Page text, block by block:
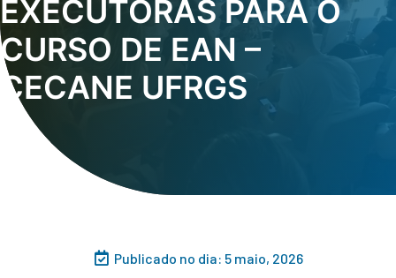
EXECUTORAS PARA O
CURSO DE EAN –
CECANE UFRGS
Publicado no dia: 5 maio, 2026